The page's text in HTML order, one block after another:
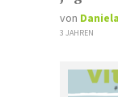
von
3 JAHREN